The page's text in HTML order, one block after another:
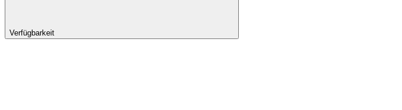
Verfügbarkeit